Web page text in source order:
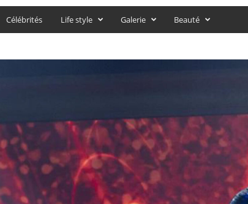
Célébrités Life style Galerie Beauté